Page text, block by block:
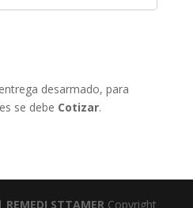
desarmado, para
se debe Cotizar.
| REMEDI STTAMER Copyright